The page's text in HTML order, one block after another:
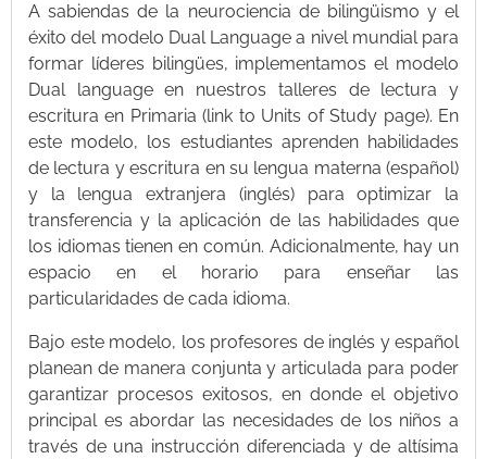
A sabiendas de la neurociencia de bilingüismo y el
éxito del modelo Dual Language a nivel mundial para
formar líderes bilingües, implementamos el modelo
Dual language en nuestros talleres de lectura y
escritura en Primaria (link to Units of Study page). En
este modelo, los estudiantes aprenden habilidades
de lectura y escritura en su lengua materna (español)
y la lengua extranjera (inglés) para optimizar la
transferencia y la aplicación de las habilidades que
los idiomas tienen en común. Adicionalmente, hay un
espacio en el horario para enseñar las
particularidades de cada idioma.
Bajo este modelo, los profesores de inglés y español
planean de manera conjunta y articulada para poder
garantizar procesos exitosos, en donde el objetivo
principal es abordar las necesidades de los niños a
través de una instrucción diferenciada y de altísima